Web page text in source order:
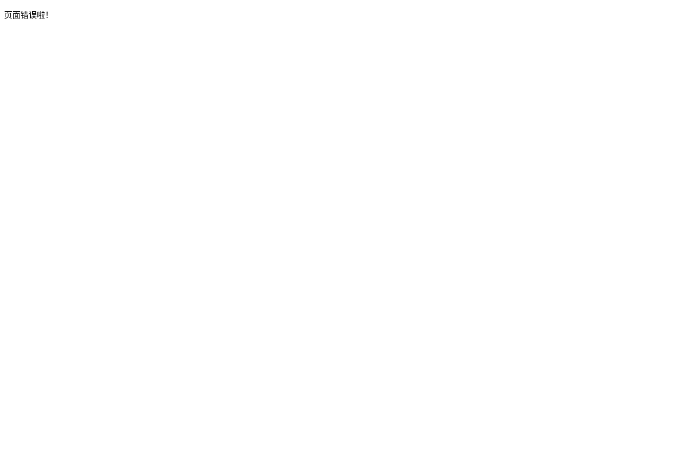
页面错误啦！